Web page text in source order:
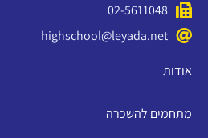
02-5611048
highschool@leyada.net
אודות
מתחמים להשכרה